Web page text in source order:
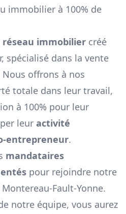
immobilier à 100% de
réseau immobilier créé
spécialisé dans la vente
offrons à nos
totale dans leur travail,
à 100% pour leur
leur activité
entrepreneur.
mandataires
pour rejoindre notre
Montereau-Fault-Yonne.
notre équipe, vous aurez